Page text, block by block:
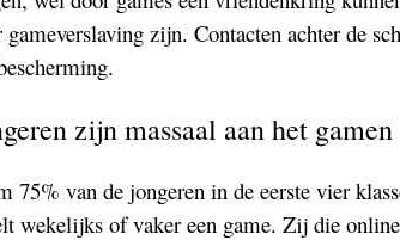
gameverslaving zijn. Contacten achter de
zijn massaal aan het gamen
75% van de jongeren in de eerste vier
wekelijks of vaker een game. Zij die